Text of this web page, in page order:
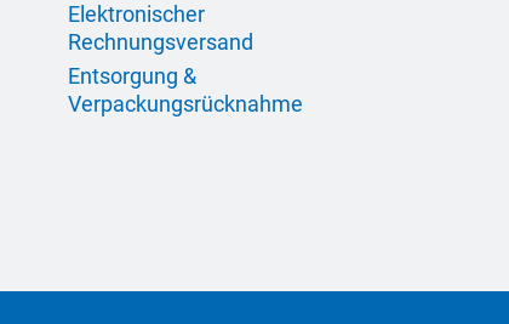
Elektronischer
Rechnungsversand
Entsorgung &
Verpackungsrücknahme